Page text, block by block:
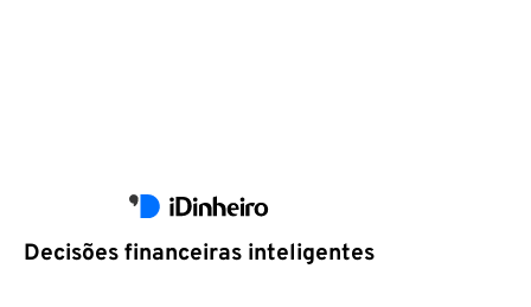
Decisões financeiras inteligentes